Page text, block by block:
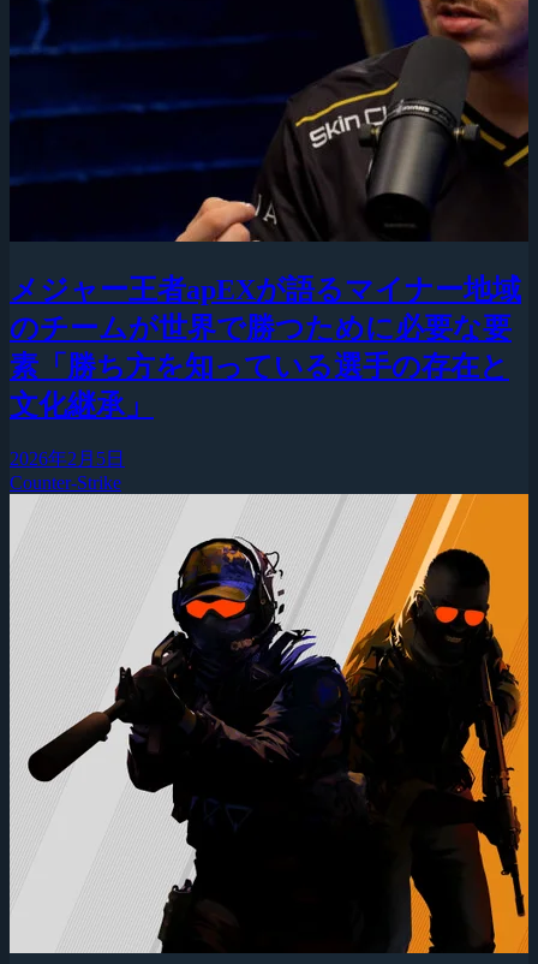
メジャー王者apEXが語るマイナー地域
のチームが世界で勝つために必要な要
素「勝ち方を知っている選手の存在と
文化継承」
2026年2月5日
Counter-Strike